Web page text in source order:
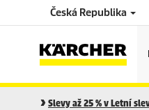
Česká Republika
Slevy až 25 % v Letní